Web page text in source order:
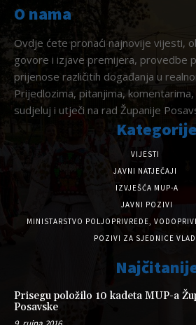
O nama
Ovdje ćete pronaći najnovije vijesti,
govore i izjave premijera, provedbe
prijenose različitih događanja u
Prijedlozima, pitanjima,
sudjeluj i utječi na rad Županije
Kategorije
VIJESTI
JAVNI NATJEČAJI
IZVJEŠĆA MUP-A
JAVNI POZIVI
MINISTARSTVO POLJOPRIVREDE,
POZIVI ZA SJEDNICE
Prisegu položilo 10 kadeta MUP-a
Posavske